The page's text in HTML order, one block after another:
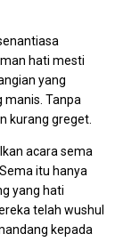
hati mesti
yang
manis. Tanpa
kurang greget.
acara sema
itu hanya
yang hati
telah wushul
kepada